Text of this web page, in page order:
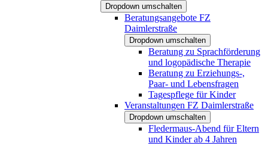
Dropdown umschalten
Beratungsangebote FZ
Daimlerstraße
Dropdown umschalten
Beratung zu Sprachförderung
und logopädische Therapie
Beratung zu Erziehungs-,
Paar- und Lebensfragen
Tagespflege für Kinder
Veranstaltungen FZ Daimlerstraße
Dropdown umschalten
Fledermaus-Abend für Eltern
und Kinder ab 4 Jahren